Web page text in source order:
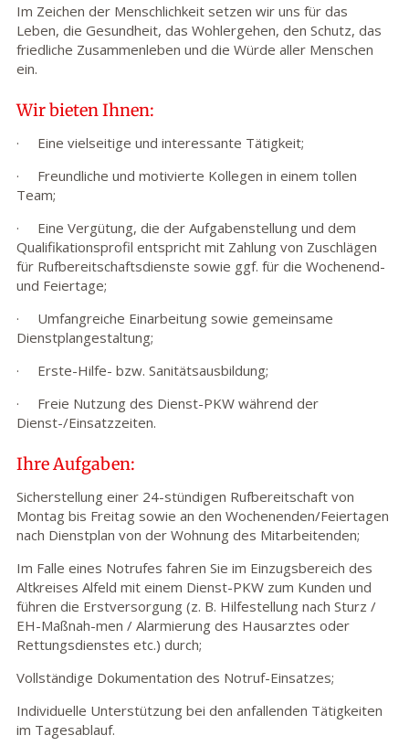
Im Zeichen der Menschlichkeit setzen wir uns für das
Leben, die Gesundheit, das Wohlergehen, den Schutz, das
friedliche Zusammenleben und die Würde aller Menschen
ein.
Wir bieten Ihnen:
· Eine vielseitige und interessante Tätigkeit;
· Freundliche und motivierte Kollegen in einem tollen
Team;
· Eine Vergütung, die der Aufgabenstellung und dem
Qualifikationsprofil entspricht mit Zahlung von Zuschlägen
für Rufbereitschaftsdienste sowie ggf. für die Wochenend-
und Feiertage;
· Umfangreiche Einarbeitung sowie gemeinsame
Dienstplangestaltung;
· Erste-Hilfe- bzw. Sanitätsausbildung;
· Freie Nutzung des Dienst-PKW während der
Dienst-/Einsatzzeiten.
Ihre Aufgaben:
Sicherstellung einer 24-stündigen Rufbereitschaft von
Montag bis Freitag sowie an den Wochenenden/Feiertagen
nach Dienstplan von der Wohnung des Mitarbeitenden;
Im Falle eines Notrufes fahren Sie im Einzugsbereich des
Altkreises Alfeld mit einem Dienst-PKW zum Kunden und
führen die Erstversorgung (z. B. Hilfestellung nach Sturz /
EH-Maßnah-men / Alarmierung des Hausarztes oder
Rettungsdienstes etc.) durch;
Vollständige Dokumentation des Notruf-Einsatzes;
Individuelle Unterstützung bei den anfallenden Tätigkeiten
im Tagesablauf.